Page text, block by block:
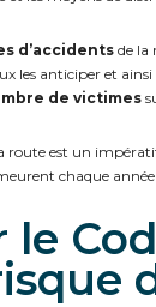
d’accidentsde la
les anticiper et
de victimes
route est un
chaque année
le